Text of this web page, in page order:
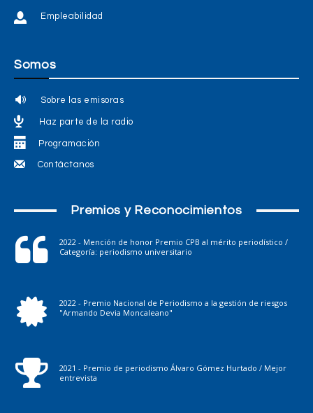
Empleabilidad
Somos
Sobre las emisoras
Haz parte de la radio
Programación
Contáctanos
Premios y Reconocimientos
2022 - Mención de honor Premio CPB al mérito periodístico /
Categoría: periodismo universitario
2022 - Premio Nacional de Periodismo a la gestión de riesgos
"Armando Devia Moncaleano"
2021 - Premio de periodismo Álvaro Gómez Hurtado / Mejor
entrevista